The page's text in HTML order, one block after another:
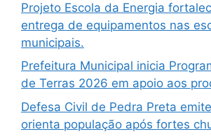
Projeto Escola da Energia
entrega de equipamentos nas
municipais.
Prefeitura Municipal inicia
de Terras 2026 em apoio aos
Defesa Civil de Pedra Preta
orienta população após fortes